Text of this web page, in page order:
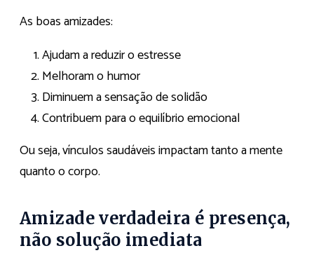
As boas amizades:
Ajudam a reduzir o estresse
Melhoram o humor
Diminuem a sensação de solidão
Contribuem para o equilíbrio emocional
Ou seja, vínculos saudáveis impactam tanto a mente
quanto o corpo.
Amizade verdadeira é presença,
não solução imediata